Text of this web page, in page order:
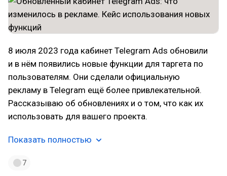
8 июля 2023 года кабинет Telegram Ads обновили
и в нём появились новые функции для таргета по
пользователям. Они сделали официальную
рекламу в Telegram ещё более привлекательной.
Рассказываю об обновлениях и о том, что как их
использовать для вашего проекта.
Показать полностью
7